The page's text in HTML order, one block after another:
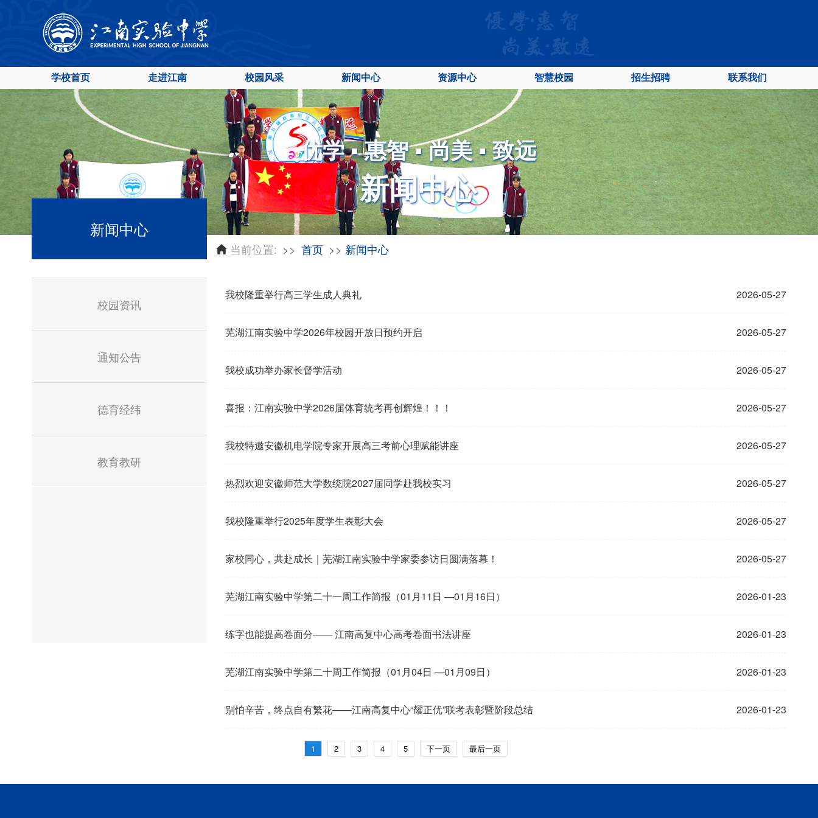
学校首页 走进江南 校园风采 新闻中心 资源中心 智慧校园 招生招聘 联系我们
优学 ▪ 惠智 ▪ 尚美 ▪ 致远
新闻中心
新闻中心
校园资讯
通知公告
德育经纬
教育教研
当前位置: 首页 新闻中心
我校隆重举行高三学生成人典礼 2026-05-27
芜湖江南实验中学2026年校园开放日预约开启 2026-05-27
我校成功举办家长督学活动 2026-05-27
喜报：江南实验中学2026届体育统考再创辉煌！！！ 2026-05-27
我校特邀安徽机电学院专家开展高三考前心理赋能讲座 2026-05-27
热烈欢迎安徽师范大学数统院2027届同学赴我校实习 2026-05-27
我校隆重举行2025年度学生表彰大会 2026-05-27
家校同心，共赴成长｜芜湖江南实验中学家委参访日圆满落幕！ 2026-05-27
芜湖江南实验中学第二十一周工作简报（01月11日 —01月16日） 2026-01-23
练字也能提高卷面分—— 江南高复中心高考卷面书法讲座 2026-01-23
芜湖江南实验中学第二十周工作简报（01月04日 —01月09日） 2026-01-23
别怕辛苦，终点自有繁花——江南高复中心“耀正优”联考表彰暨阶段总结 2026-01-23
1 2 3 4 5 下一页 最后一页